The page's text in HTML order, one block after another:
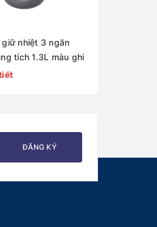
giữ nhiệt 3 ngăn
tích 1.3L màu ghi
ĐĂNG KÝ